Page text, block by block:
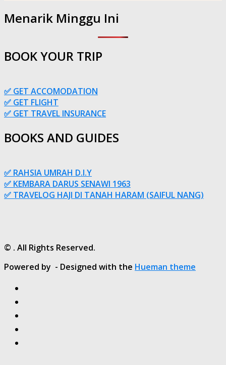
Menarik Minggu Ini
BOOK YOUR TRIP
✅ GET ACCOMODATION
✅ GET FLIGHT
✅ GET TRAVEL INSURANCE
BOOKS AND GUIDES
✅ RAHSIA UMRAH D.I.Y
✅ KEMBARA DARUS SENAWI 1963
✅ TRAVELOG HAJI DI TANAH HARAM (SAIFUL NANG)
© . All Rights Reserved.
Powered by - Designed with the Hueman theme